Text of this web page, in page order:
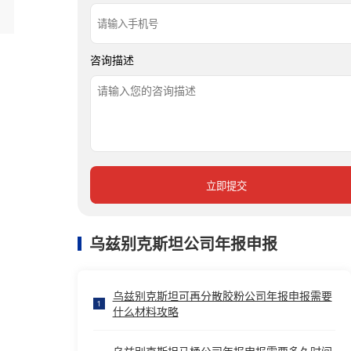
咨询描述
立即提交
乌兹别克斯坦公司年报申报
1
乌兹别克斯坦可再分散胶粉公司年报申报需要
什么材料攻略